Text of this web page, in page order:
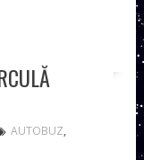
AUTOBUZ,